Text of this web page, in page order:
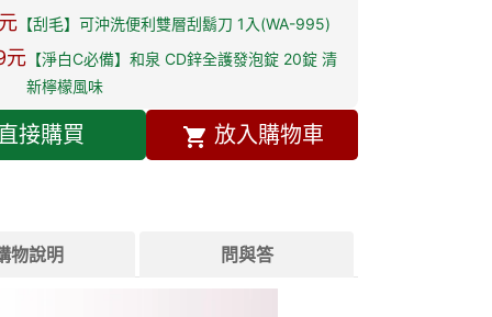
【刮毛】可沖洗便利雙層刮鬍刀 1入(WA-995)
元 【淨白C必備】和泉 CD鋅全護發泡錠 20錠 清
新檸檬風味
接購買 放入購物車
物說明 問與答